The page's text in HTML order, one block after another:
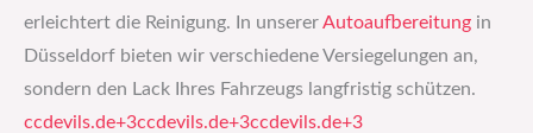
erleichtert die Reinigung. In unserer Autoaufbereitung in
Düsseldorf bieten wir verschiedene Versiegelungen an,
sondern den Lack Ihres Fahrzeugs langfristig schützen.​
ccdevils.de+3ccdevils.de+3ccdevils.de+3